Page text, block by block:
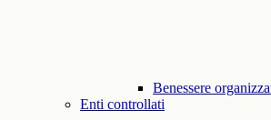
Benessere
Enti controllati